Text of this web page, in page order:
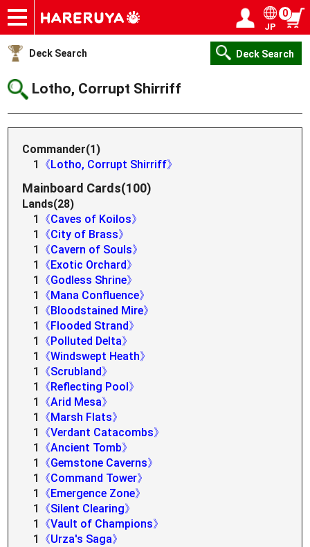
Onlineshop
Articles
Deck Search
Sponsored Players
Shop Info
Event Schedule
Help
Contact
JP
0
Deck Search Deck Search
Lotho, Corrupt Shirriff
Commander(1)
1
《Lotho, Corrupt Shirriff》
Mainboard Cards(100)
Lands(28)
1
《Caves of Koilos》
1
《City of Brass》
1
《Cavern of Souls》
1
《Exotic Orchard》
1
《Godless Shrine》
1
《Mana Confluence》
1
《Bloodstained Mire》
1
《Flooded Strand》
1
《Polluted Delta》
1
《Windswept Heath》
1
《Scrubland》
1
《Reflecting Pool》
1
《Arid Mesa》
1
《Marsh Flats》
1
《Verdant Catacombs》
1
《Ancient Tomb》
1
《Gemstone Caverns》
1
《Command Tower》
1
《Emergence Zone》
1
《Silent Clearing》
1
《Vault of Champions》
1
《Urza's Saga》